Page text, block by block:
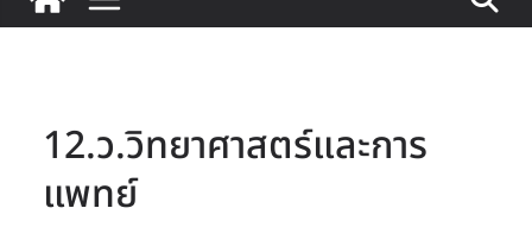
12.ว.วิทยาศาสตร์และการ
แพทย์